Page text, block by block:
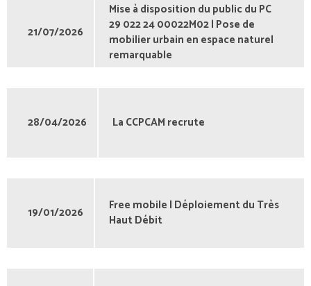
21/07/2026
Mise à disposition du public du PC
29 022 24 00022M02 | Pose de
mobilier urbain en espace naturel
remarquable
28/04/2026 La CCPCAM recrute
19/01/2026
Free mobile | Déploiement du Très
Haut Débit